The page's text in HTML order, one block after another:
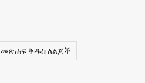
መጽሐፍ ቅዱስ ለልጆች